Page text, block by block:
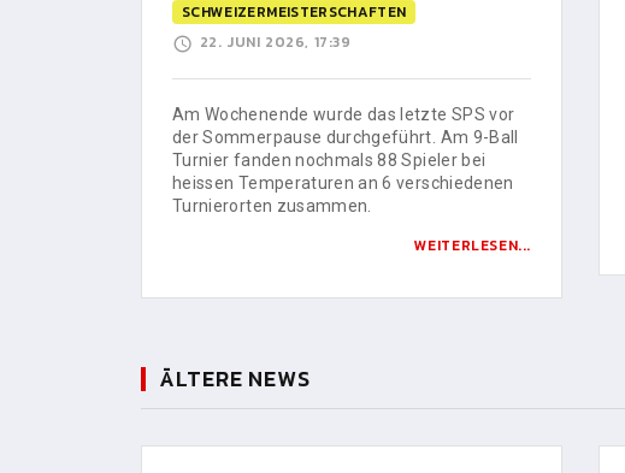
SCHWEIZERMEISTERSCHAFTEN
22. JUNI 2026, 17:39
Am Wochenende wurde das letzte SPS vor
der Sommerpause durchgeführt. Am 9-Ball
Turnier fanden nochmals 88 Spieler bei
heissen Temperaturen an 6 verschiedenen
Turnierorten zusammen.
WEITERLESEN...
ÄLTERE NEWS